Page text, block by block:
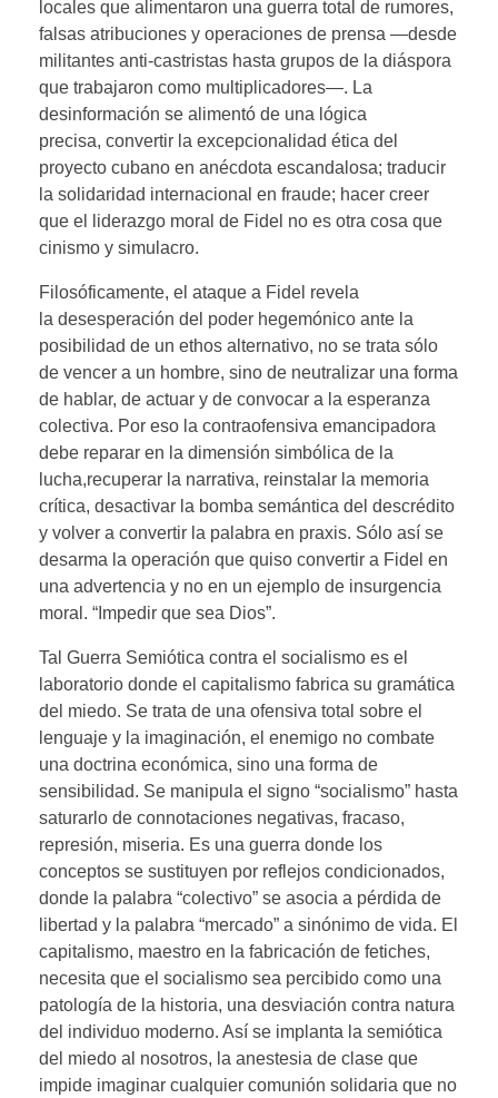
locales que alimentaron una guerra total de rumores,
falsas atribuciones y operaciones de prensa —desde
militantes anti-castristas hasta grupos de la diáspora
que trabajaron como multiplicadores—. La
desinformación se alimentó de una lógica
precisa, convertir la excepcionalidad ética del
proyecto cubano en anécdota escandalosa; traducir
la solidaridad internacional en fraude; hacer creer
que el liderazgo moral de Fidel no es otra cosa que
cinismo y simulacro.
Filosóficamente, el ataque a Fidel revela
la desesperación del poder hegemónico ante la
posibilidad de un ethos alternativo, no se trata sólo
de vencer a un hombre, sino de neutralizar una forma
de hablar, de actuar y de convocar a la esperanza
colectiva. Por eso la contraofensiva emancipadora
debe reparar en la dimensión simbólica de la
lucha,recuperar la narrativa, reinstalar la memoria
crítica, desactivar la bomba semántica del descrédito
y volver a convertir la palabra en praxis. Sólo así se
desarma la operación que quiso convertir a Fidel en
una advertencia y no en un ejemplo de insurgencia
moral. “Impedir que sea Dios”.
Tal Guerra Semiótica contra el socialismo es el
laboratorio donde el capitalismo fabrica su gramática
del miedo. Se trata de una ofensiva total sobre el
lenguaje y la imaginación, el enemigo no combate
una doctrina económica, sino una forma de
sensibilidad. Se manipula el signo “socialismo” hasta
saturarlo de connotaciones negativas, fracaso,
represión, miseria. Es una guerra donde los
conceptos se sustituyen por reflejos condicionados,
donde la palabra “colectivo” se asocia a pérdida de
libertad y la palabra “mercado” a sinónimo de vida. El
capitalismo, maestro en la fabricación de fetiches,
necesita que el socialismo sea percibido como una
patología de la historia, una desviación contra natura
del individuo moderno. Así se implanta la semiótica
del miedo al nosotros, la anestesia de clase que
impide imaginar cualquier comunión solidaria que no